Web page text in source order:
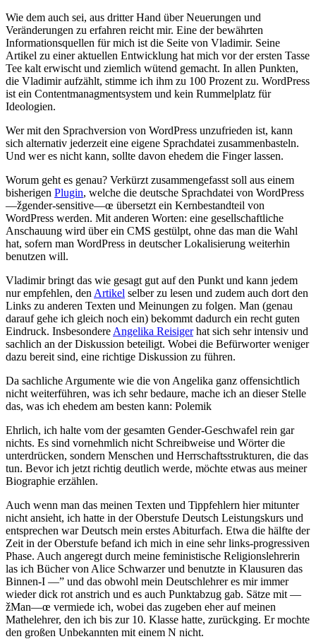
Wie dem auch sei, aus dritter Hand über Neuerungen und
Veränderungen zu erfahren reicht mir. Eine der bewährten
Informationsquellen für mich ist die Seite von Vladimir. Seine
Artikel zu einer aktuellen Entwicklung hat mich vor der ersten Tasse
Tee kalt erwischt und ziemlich wütend gemacht. In allen Punkten,
die Vladimir aufzählt, stimme ich ihm zu 100 Prozent zu. WordPress
ist ein Contentmanagmentsystem und kein Rummelplatz für
Ideologien.
Wer mit den Sprachversion von WordPress unzufrieden ist, kann
sich alternativ jederzeit eine eigene Sprachdatei zusammenbasteln.
Und wer es nicht kann, sollte davon ehedem die Finger lassen.
Worum geht es genau? Verkürzt zusammengefasst soll aus einem
bisherigen Plugin, welche die deutsche Sprachdatei von WordPress
—žgender-sensitive—œ übersetzt ein Kernbestandteil von
WordPress werden. Mit anderen Worten: eine gesellschaftliche
Anschauung wird über ein CMS gestülpt, ohne das man die Wahl
hat, sofern man WordPress in deutscher Lokalisierung weiterhin
benutzen will.
Vladimir bringt das wie gesagt gut auf den Punkt und kann jedem
nur empfehlen, den Artikel selber zu lesen und zudem auch dort den
Links zu anderen Texten und Meinungen zu folgen. Man (genau
darauf gehe ich gleich noch ein) bekommt dadurch ein recht guten
Eindruck. Insbesondere Angelika Reisigerhat sich sehr intensiv und
sachlich an der Diskussion beteiligt. Wobei die Befürworter weniger
dazu bereit sind, eine richtige Diskussion zu führen.
Da sachliche Argumente wie die von Angelika ganz offensichtlich
nicht weiterführen, was ich sehr bedaure, mache ich an dieser Stelle
das, was ich ehedem am besten kann: Polemik
Ehrlich, ich halte vom der gesamten Gender-Geschwafel rein gar
nichts. Es sind vornehmlich nicht Schreibweise und Wörter die
unterdrücken, sondern Menschen und Herrschaftsstrukturen, die das
tun. Bevor ich jetzt richtig deutlich werde, möchte etwas aus meiner
Biographie erzählen.
Auch wenn man das meinen Texten und Tippfehlern hier mitunter
nicht ansieht, ich hatte in der Oberstufe Deutsch Leistungskurs und
entsprechen war Deutsch mein erstes Abiturfach. Etwa die hälfte der
Zeit in der Oberstufe befand ich mich in eine sehr links-progressiven
Phase. Auch angeregt durch meine feministische Religionslehrerin
las ich Bücher von Alice Schwarzer und benutzte in Klausuren das
Binnen-I —” und das obwohl mein Deutschlehrer es mir immer
wieder dick rot anstrich und es auch Punktabzug gab. Sätze mit —
žMan—œ vermiede ich, wobei das zugeben eher auf meinen
Mathelehrer, den ich bis zur 10. Klasse hatte, zurückging. Er mochte
den großen Unbekannten mit einem N nicht.